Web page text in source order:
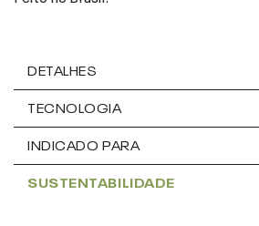
DETALHES
TECNOLOGIA
INDICADO PARA
SUSTENTABILIDADE